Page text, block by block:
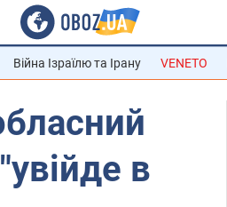
Війна Ізраїлю та Ірану VENETO
в